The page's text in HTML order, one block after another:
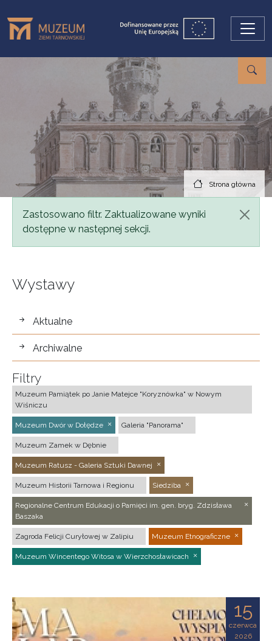
Strona główna
Komunikat
Zastosowano filtr. Zaktualizowane wyniki
dostępne w następnej sekcji.
Wystawy
wystawy
Aktualne
Archiwalne
Filtry
Muzeum Pamiątek po Janie Matejce "Koryznówka" w Nowym
Wiśniczu
Muzeum Dwór w Dołędze Galeria "Panorama"
Muzeum Zamek w Dębnie
Muzeum Ratusz - Galeria Sztuki Dawnej
Muzeum Historii Tarnowa i Regionu Siedziba
Regionalne Centrum Edukacji o Pamięci im. gen. bryg. Zdzisława
Baszaka
Zagroda Felicji Curyłowej w Zalipiu Muzeum Etnograficzne
Muzeum Wincentego Witosa w Wierzchosławicach
15
czerwca
2026